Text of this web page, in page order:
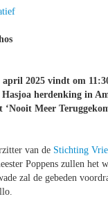
2025 vindt om
herdenking in
Meer
van de Stichting
Poppens zullen het
zal de gebeden